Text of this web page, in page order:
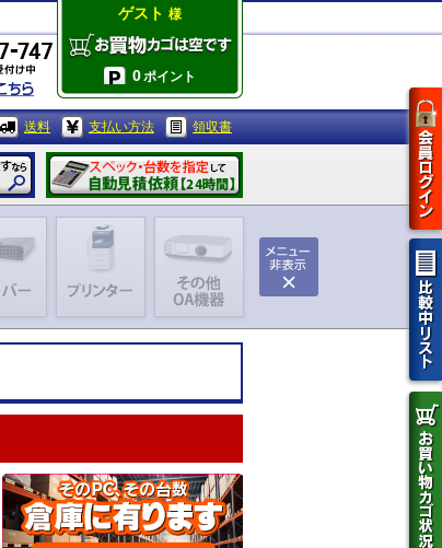
ゲスト 様
0ポイント
送料 支払い方法 領収書